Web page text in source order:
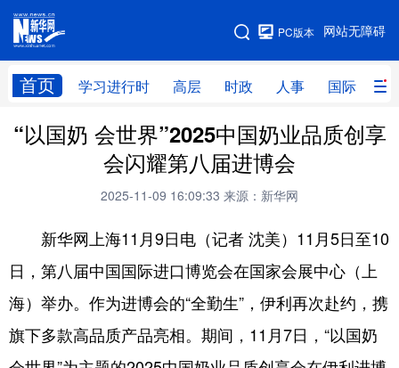
网站无障碍
PC版本
首页 学习进行时 高层 时政 人事 国际 财
网站地图
学习进行时 高层 时政 人事
财经 网评
科技 科创 量子 体育
文化 书画 健康
法律 中央文件 金融 汽车
“以国奶 会世界”2025中国奶业品质创享
会闪耀第八届进博会
2025-11-09 16:09:33 来源：新华网
新华网上海11月9日电（记者 沈美）11月5日至10
日，第八届中国国际进口博览会在国家会展中心（上
海）举办。作为进博会的“全勤生”，伊利再次赴约，携
旗下多款高品质产品亮相。期间，11月7日，“以国奶